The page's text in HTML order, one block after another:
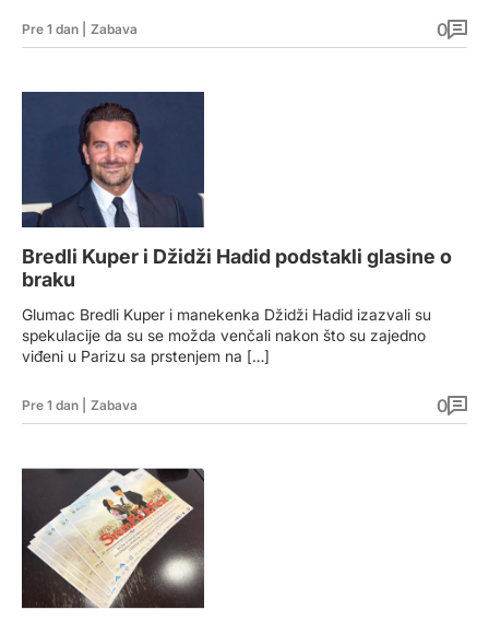
Pre 1 dan Zabava 0
Bredli Kuper i Džidži Hadid podstakli glasine o
braku
Glumac Bredli Kuper i manekenka Džidži Hadid izazvali su
spekulacije da su se možda venčali nakon što su zajedno
viđeni u Parizu sa prstenjem na […]
Pre 1 dan Zabava 0